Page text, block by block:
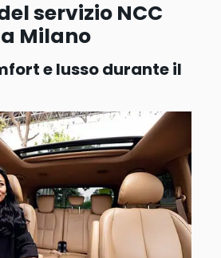
servizio NCC
Milano
e lusso durante il